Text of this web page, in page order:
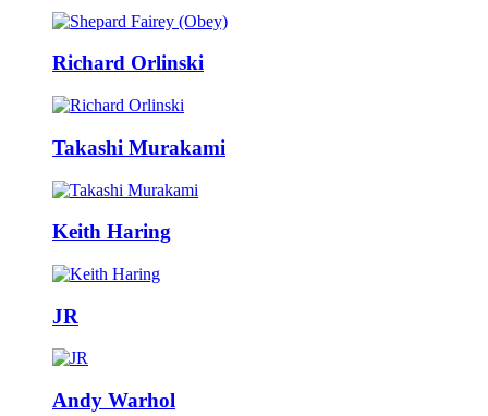
Richard Orlinski
Takashi Murakami
Keith Haring
JR
Andy Warhol